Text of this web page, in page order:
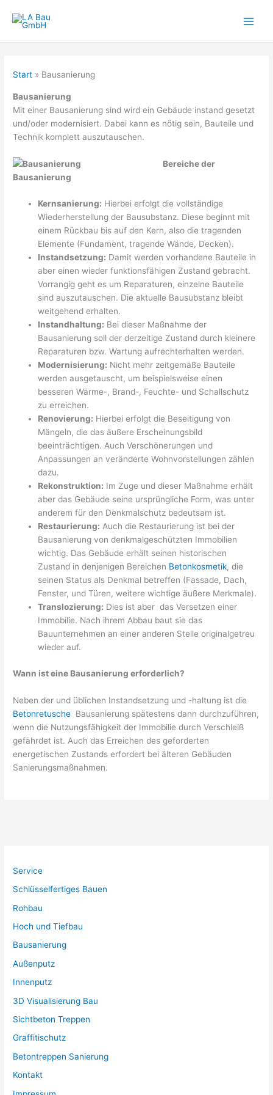
Inhalt
Service
Schlüsselfertiges Bauen
Rohbau
Hoch und Tiefbau
Bausanierung
Außenputz
Innenputz
3D Visualisierung Bau
Sichtbeton Treppen
Graffitischutz
Betontreppen Sanierung
Kontakt
Start Bausanierung
Bausanierung
Mit einer Bausanierung sind wird ein Gebäude instand gesetzt
und/oder modernisiert. Dabei kann es nötig sein, Bauteile und
Technik komplett auszutauschen.
Bereiche der
Bausanierung
Kernsanierung: Hierbei erfolgt die vollständige
Wiederherstellung der Bausubstanz. Diese beginnt mit
einem Rückbau bis auf den Kern, also die tragenden
Elemente (Fundament, tragende Wände, Decken).
Instandsetzung: Damit werden vorhandene Bauteile in
aber einen wieder funktionsfähigen Zustand gebracht.
Vorrangig geht es um Reparaturen, einzelne Bauteile
sind auszutauschen. Die aktuelle Bausubstanz bleibt
weitgehend erhalten.
Instandhaltung: Bei dieser Maßnahme der
Bausanierung soll der derzeitige Zustand durch kleinere
Reparaturen bzw. Wartung aufrechterhalten werden.
Modernisierung: Nicht mehr zeitgemäße Bauteile
werden ausgetauscht, um beispielsweise einen
besseren Wärme-, Brand-, Feuchte- und Schallschutz
zu erreichen.
Renovierung: Hierbei erfolgt die Beseitigung von
Mängeln, die das äußere Erscheinungsbild
beeinträchtigen. Auch Verschönerungen und
Anpassungen an veränderte Wohnvorstellungen zählen
dazu.
Rekonstruktion: Im Zuge und dieser Maßnahme erhält
aber das Gebäude seine ursprüngliche Form, was unter
anderem für den Denkmalschutz bedeutsam ist.
Restaurierung: Auch die Restaurierung ist bei der
Bausanierung von denkmalgeschützten Immobilien
wichtig. Das Gebäude erhält seinen historischen
Zustand in denjenigen Bereichen Betonkosmetik, die
seinen Status als Denkmal betreffen (Fassade, Dach,
Fenster, und Türen, weitere wichtige äußere Merkmale).
Translozierung: Dies ist aber das Versetzen einer
Immobilie. Nach ihrem Abbau baut sie das
Bauunternehmen an einer anderen Stelle originalgetreu
wieder auf.
Wann ist eine Bausanierung erforderlich?
Neben der und üblichen Instandsetzung und -haltung ist die
Betonretusche Bausanierung spätestens dann durchzuführen,
wenn die Nutzungsfähigkeit der Immobilie durch Verschleiß
gefährdet ist. Auch das Erreichen des geforderten
energetischen Zustands erfordert bei älteren Gebäuden
Sanierungsmaßnahmen.